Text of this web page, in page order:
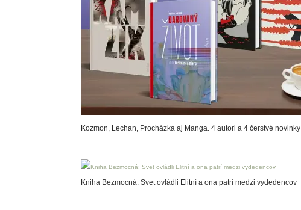
Kozmon, Lechan, Procházka aj Manga. 4 autori a 4 čerstvé novinky
Kniha Bezmocná: Svet ovládli Elitní a ona patrí medzi vydedencov